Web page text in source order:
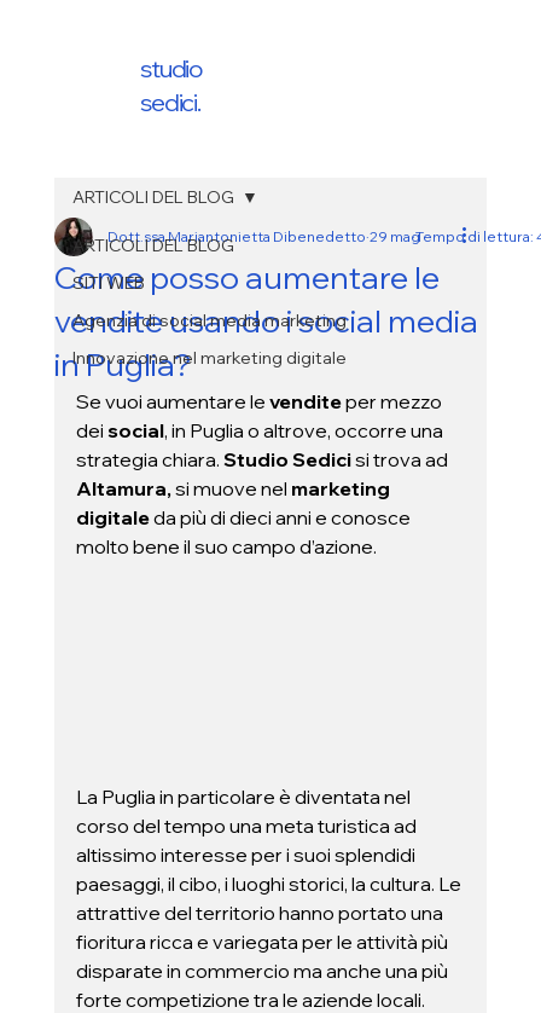
studio
sedici.
ARTICOLI DEL BLOG
SITI WEB
Agenzia di social media marketing
Innovazione nel marketing digitale
ARTICOLI DEL BLOG
Come posso aumentare le
vendite usando i social media
in Puglia?
Dott.ssa Mariantonietta Dibenedetto 29 magTempo di lettura:
Se vuoi aumentare le vendite per mezzo
dei social, in Puglia o altrove, occorre una
strategia chiara. Studio Sedici si trova ad
Altamura, si muove nel marketing
digitale da più di dieci anni e conosce
molto bene il suo campo d’azione.
La Puglia in particolare è diventata nel
corso del tempo una meta turistica ad
altissimo interesse per i suoi splendidi
paesaggi, il cibo, i luoghi storici, la cultura. Le
attrattive del territorio hanno portato una
fioritura ricca e variegata per le attività più
disparate in commercio ma anche una più
forte competizione tra le aziende locali.